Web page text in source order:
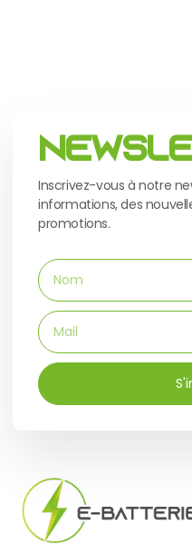
Inscrivez-vous à notre
informations, des
promotions.